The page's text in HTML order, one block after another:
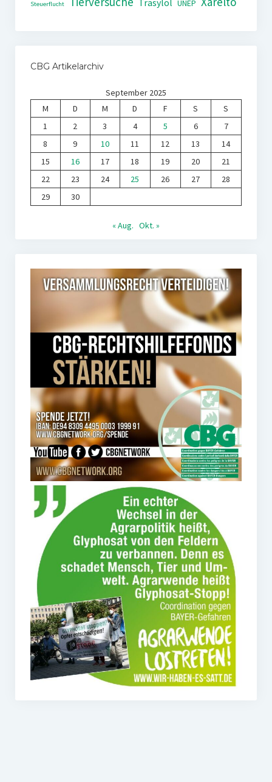
Steuerflucht Trasylol UNEP
CBG Artikelarchiv
September 2025
M
D M D F S
S
1
2 3 4 5 6
7
8
9 10 11 12 13
14
15
16 17 18 19 20
21
22
23 24 25 26 27
28
29
30
« Aug. Okt. »